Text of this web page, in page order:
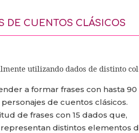
DE CUENTOS CLÁSICOS
utilizando dados de distinto
a formar frases con hasta 90
de cuentos clásicos.
de frases con 15 dados que,
distintos elementos